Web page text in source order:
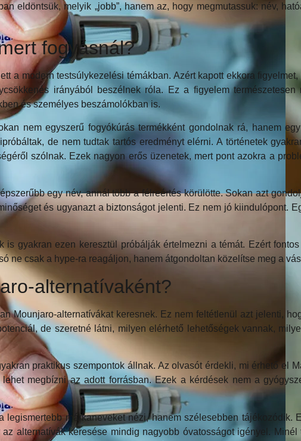
eldöntsük, melyik „jobb”, hanem az, hogy megmutassuk: név,
fogyásnál?
a modern testsúlykezelési témákban. Azért kapott ekkora
irányából beszélnek róla. Ez a figyelem
és személyes beszámolókban is.
nem egyszerű fogyókúrás termékként gondolnak rá, hanem
de nem tudtak tartós eredményt elérni. A történetek
szólnak. Ezek nagyon erős üzenetek, mert pont azokra a
egy név, annál több a félreértés körülötte. Sokan azt
és ugyanazt a biztonságot jelenti. Ez nem jó kiindulópont.
gyakran ezen keresztül próbálják értelmezni a témát. Ezért
ne csak a hype-ra reagáljon, hanem átgondoltan közelítse meg a
alternatívaként?
Mounjaro-alternatívákat keresnek. Ez nem feltétlenül azt jelenti,
de szeretné látni, milyen elérhető lehetőségek vannak,
praktikus szempontok állnak. Az olvasót érdekli, mi érhető el
megbízni az adott forrásban. Ezek a kérdések nem a
márkaneveket nézi, hanem szélesebben tájékozódik.
alternatívák keresése mindig nagyobb óvatosságot igényel.